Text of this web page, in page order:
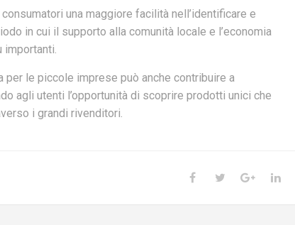
una maggiore facilità nell’identificare e
in cui il supporto alla comunità locale e l’economia
importanti.
le piccole imprese può anche contribuire a
agli utenti l’opportunità di scoprire prodotti unici che
i grandi rivenditori.